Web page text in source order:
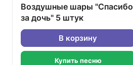
Воздушные шары "Спасибо
за дочь" 5 штук
В корзину
Купить песню